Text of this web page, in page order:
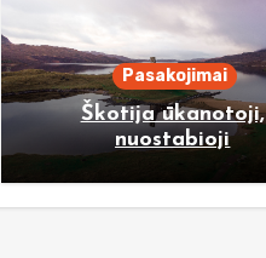
Pasakojimai
Škotija ūkanotoji,
nuostabioji